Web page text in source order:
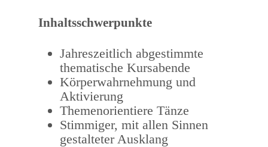
Inhaltsschwerpunkte
Jahreszeitlich abgestimmte
thematische Kursabende
Körperwahrnehmung und
Aktivierung
Themenorientiere Tänze
Stimmiger, mit allen Sinnen
gestalteter Ausklang